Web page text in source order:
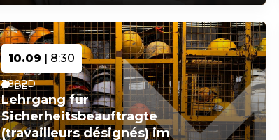
10.09 | 8:30
DE
3802D
Lehrgang für
Sicherheitsbeauftragte
(travailleurs désignés) im